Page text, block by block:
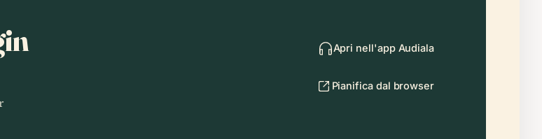
Apri nell'app Audiala
Pianifica dal browser